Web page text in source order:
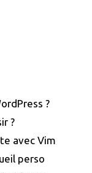
?
?
avec Vim
perso